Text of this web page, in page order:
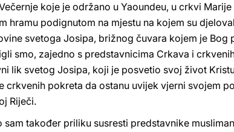
koje je održano u Yaoundeu, u crkvi
hramu podignutom na mjestu na kojem su
svetoga Josipa, brižnog čuvara kojem je Bog
smo, zajedno s predstavnicima Crkava i
lik svetog Josipa, koji je posvetio svoj život
crkvenih pokreta da ostanu uvijek vjerni svojem
Riječi.
također priliku susresti predstavnike